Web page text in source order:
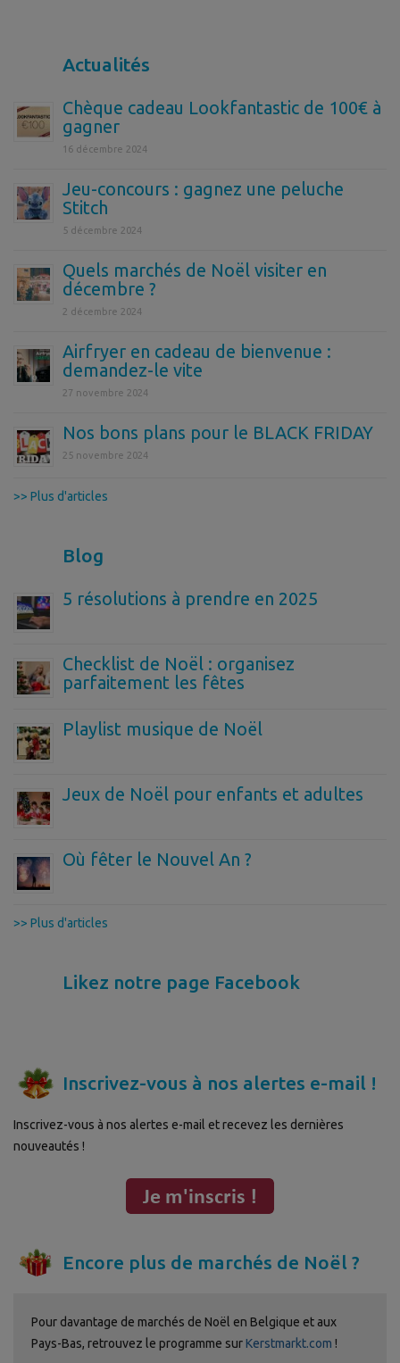
Actualités
Chèque cadeau Lookfantastic de 100€ à
gagner
16 décembre 2024
Jeu-concours : gagnez une peluche
Stitch
5 décembre 2024
Quels marchés de Noël visiter en
décembre ?
2 décembre 2024
Airfryer en cadeau de bienvenue :
demandez-le vite
27 novembre 2024
Nos bons plans pour le BLACK FRIDAY
25 novembre 2024
>> Plus d'articles
Blog
5 résolutions à prendre en 2025
Checklist de Noël : organisez
parfaitement les fêtes
Playlist musique de Noël
Jeux de Noël pour enfants et adultes
Où fêter le Nouvel An ?
>> Plus d'articles
Likez notre page Facebook
Inscrivez-vous à nos alertes e-mail !
Inscrivez-vous à nos alertes e-mail et recevez les dernières
nouveautés !
Encore plus de marchés de Noël ?
Pour davantage de marchés de Noël en Belgique et aux
Pays-Bas, retrouvez le programme surKerstmarkt.com !